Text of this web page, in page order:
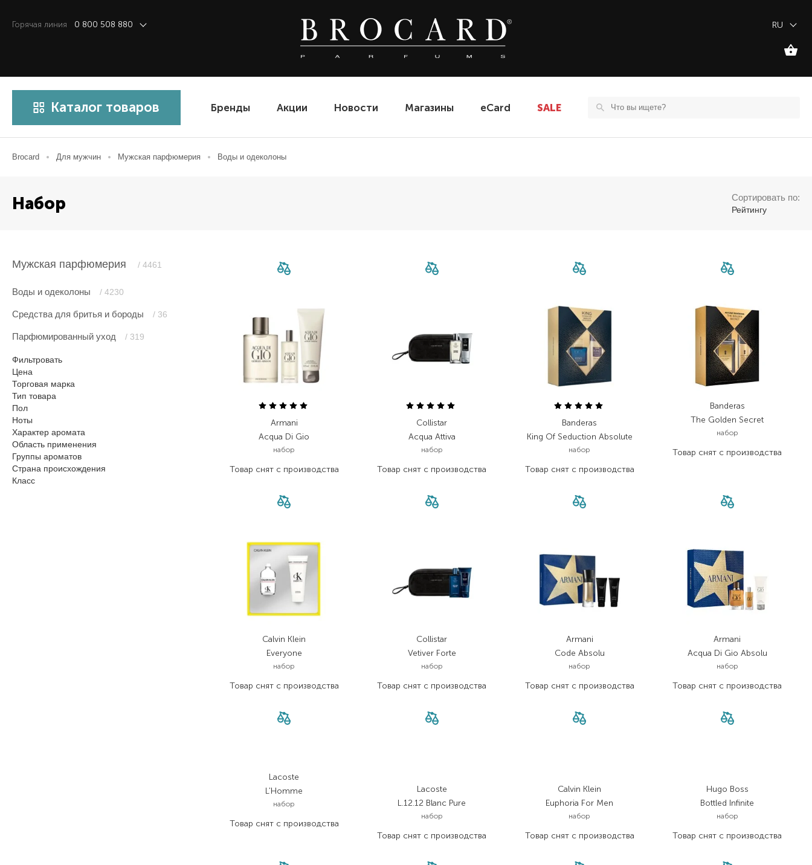
Горячая линия 0 800 508 880 RU
Каталог товаров Бренды Акции Новости Магазины eCard SALE
Brocard Для мужчин Мужская парфюмерия Воды и одеколоны
Набор Сортировать по:
Рейтингу
Мужская парфюмерия / 4461
Воды и одеколоны / 4230
Средства для бритья и бороды / 36
Парфюмированный уход / 319
Фильтровать
Цена
Торговая марка
Тип товара
Пол
Ноты
Характер аромата
Область применения
Группы ароматов
Страна происхождения
Класс
Armani
Acqua Di Gio
набор
Товар снят с производства
Collistar
Acqua Attiva
набор
Товар снят с производства
Banderas
King Of Seduction Absolute
набор
Товар снят с производства
Banderas
The Golden Secret
набор
Товар снят с производства
Calvin Klein
Everyone
набор
Товар снят с производства
Collistar
Vetiver Forte
набор
Товар снят с производства
Armani
Code Absolu
набор
Товар снят с производства
Armani
Acqua Di Gio Absolu
набор
Товар снят с производства
Lacoste
L'Homme
набор
Товар снят с производства
Lacoste
L.12.12 Blanc Pure
набор
Товар снят с производства
Calvin Klein
Euphoria For Men
набор
Товар снят с производства
Hugo Boss
Bottled Infinite
набор
Товар снят с производства